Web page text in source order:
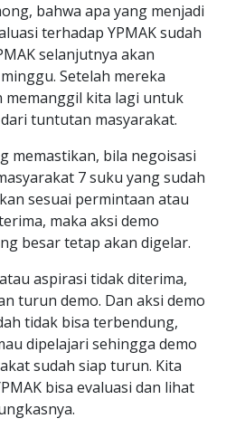
bahwa apa yang menjadi
terhadap YPMAK sudah
selanjutnya akan
Setelah mereka
memanggil kita lagi untuk
tuntutan masyarakat.
memastikan, bila negoisasi
7 suku yang sudah
sesuai permintaan atau
maka aksi demo
besar tetap akan digelar.
aspirasi tidak diterima,
turun demo. Dan aksi demo
tidak bisa terbendung,
dipelajari sehingga demo
sudah siap turun. Kita
bisa evaluasi dan lihat